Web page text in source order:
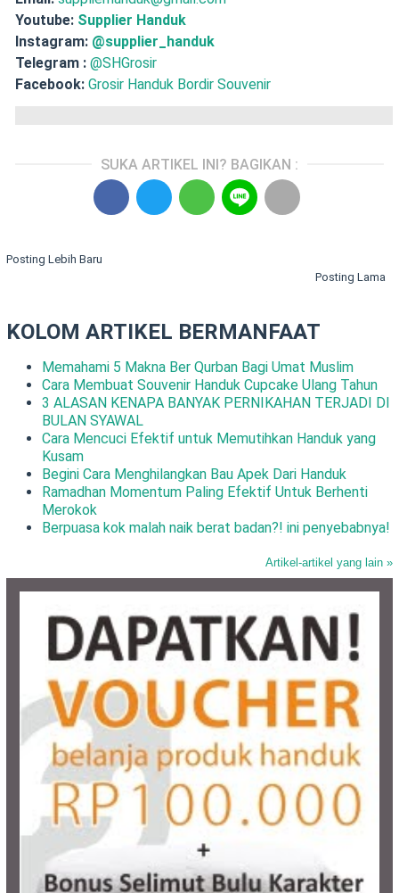
Youtube: Supplier Handuk
Instagram: @supplier_handuk
Telegram : @SHGrosir
Facebook: Grosir Handuk Bordir Souvenir
SUKA ARTIKEL INI? BAGIKAN :
Posting Lebih Baru
Posting Lama
KOLOM ARTIKEL BERMANFAAT
Memahami 5 Makna Ber Qurban Bagi Umat Muslim
Cara Membuat Souvenir Handuk Cupcake Ulang Tahun
3 ALASAN KENAPA BANYAK PERNIKAHAN TERJADI DI
BULAN SYAWAL
Cara Mencuci Efektif untuk Memutihkan Handuk yang
Kusam
Begini Cara Menghilangkan Bau Apek Dari Handuk
Ramadhan Momentum Paling Efektif Untuk Berhenti
Merokok
Berpuasa kok malah naik berat badan?! ini penyebabnya!
Artikel-artikel yang lain »